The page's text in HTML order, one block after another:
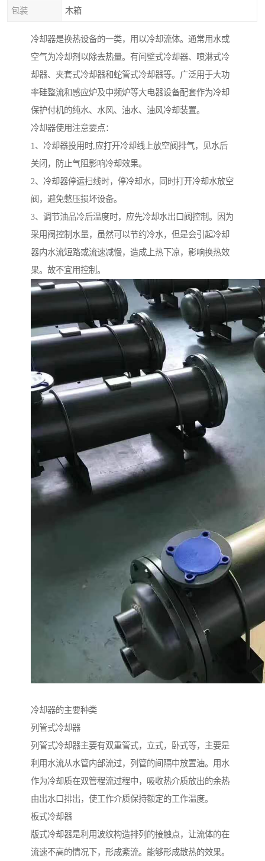
包装 木箱
冷却器是换热设备的一类，用以冷却流体。通常用水或
空气为冷却剂以除去热量。有间壁式冷却器、喷淋式冷
却器、夹套式冷却器和蛇管式冷却器等。广泛用于大功
率硅整流和感应炉及中频炉等大电器设备配套作为冷却
保护付机的纯水、水风、油水、油风冷却装置。
冷却器使用注意要点：
1、冷却器投用时,应打开冷却线上放空阀排气，见水后
关闭，防止气阻影响冷却效果。
2、冷却器停运扫线时，停冷却水，同时打开冷却水放空
阀，避免憋压损坏设备。
3、调节油品冷后温度时，应先冷却水出口阀控制。因为
采用阀控制水量，虽然可以节约冷水，但是会引起冷却
器内水流短路或流速减慢，造成上热下凉，影响换热效
果。故不宜用控制。
冷却器的主要种类
列管式冷却器
列管式冷却器主要有双重管式，立式，卧式等，主要是
利用水流从水管内部流过，列管的间隔中放置油。用水
作为冷却质在双管程流过程中，吸收热介质放出的余热
由出水口排出，使工作介质保持额定的工作温度。
板式冷却器
版式冷却器是利用波纹构造排列的接触点，让流体的在
流速不高的情况下，形成紊流。能够形成散热的效果。